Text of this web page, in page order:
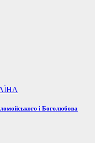
і Боголюбова